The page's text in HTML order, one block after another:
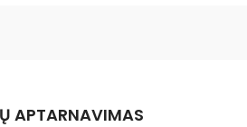
APTARNAVIMAS